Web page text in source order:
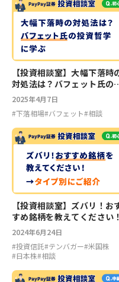
【投資相談室】大幅下落時
対処法は？バフェット氏の
資哲学に学ぶ
2025年4月7日
#下落相場#バフェット#相談
【投資相談室】ズバリ！お
すめ銘柄を教えてください！
2024年6月24日
#投資信託#テンバガー#米国株
#日本株#相談